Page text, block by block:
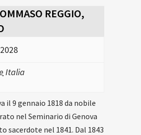
REGGIO,
Italia
il 9 gennaio 1818 da nobile
nel Seminario di Genova
sacerdote nel 1841. Dal 1843